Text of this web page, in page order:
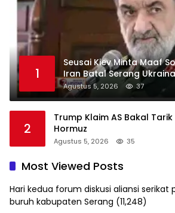
1
Seusai Kiev Minta Maaf
Iran Batal Serang Ukraina
Agustus 5, 2026 37
2
Trump Klaim AS Bakal
Hormuz
Agustus 5, 2026 35
Most Viewed Posts
Hari kedua forum diskusi aliansi serikat
buruh kabupaten Serang (11,248)